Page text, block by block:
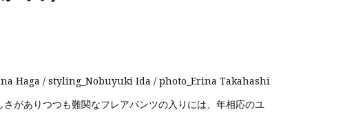
Haga / styling_Nobuyuki Ida / photo_Erina Takahashi
がありつつも難関なフレアパンツの入りには、年相応のユ